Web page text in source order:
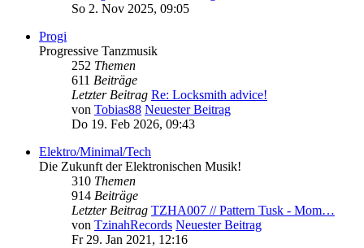
So 2. Nov 2025, 09:05
Progi
Progressive Tanzmusik
252 Themen
611 Beiträge
Letzter Beitrag Re: Locksmith advice!
von Tobias88 Neuester Beitrag
Do 19. Feb 2026, 09:43
Elektro/Minimal/Tech
Die Zukunft der Elektronischen Musik!
310 Themen
914 Beiträge
Letzter Beitrag TZHA007 // Pattern Tusk - Mom…
von TzinahRecords Neuester Beitrag
Fr 29. Jan 2021, 12:16